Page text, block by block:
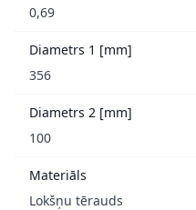
0,69
Diametrs 1 [mm]
356
Diametrs 2 [mm]
100
Materiāls
Lokšņu tērauds